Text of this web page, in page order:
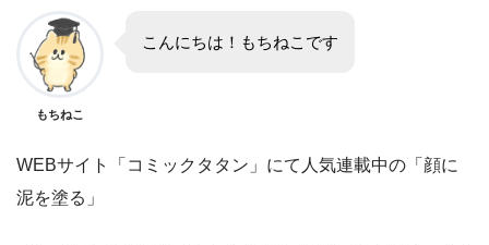
もちねこ
こんにちは！もちねこです
WEBサイト「コミックタタン」にて人気連載中の「顔に
泥を塗る」